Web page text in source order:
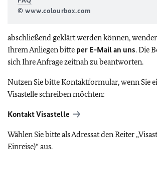
© www.colourbox.com
abschließend geklärt werden können,
Ihrem Anliegen bitte per E-Mail an uns. Die
sich Ihre Anfrage zeitnah zu beantworten.
Nutzen Sie bitte Kontaktformular, wenn Sie
Visastelle schreiben möchten:
Kontakt Visastelle
Wählen Sie bitte als Adressat den Reiter
Einreise)“ aus.